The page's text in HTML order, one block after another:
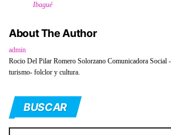
Ibagué
About The Author
admin
Rocio Del Pilar Romero Solorzano Comunicadora Social
turismo- folclor y cultura.
BUSCAR